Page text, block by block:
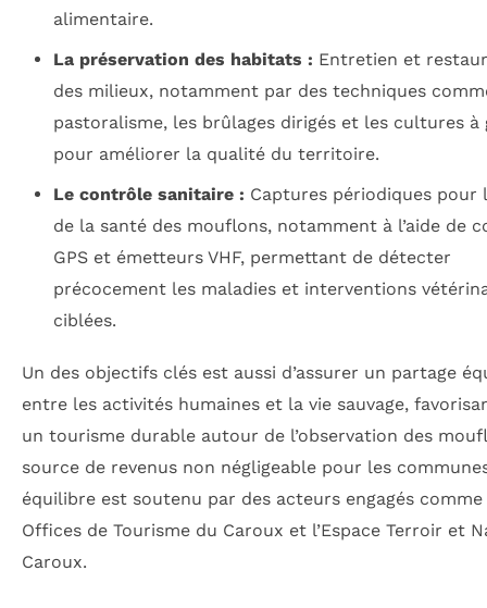
alimentaire.
La préservation des habitats : Entretien et
des milieux, notamment par des techniques
pastoralisme, les brûlages dirigés et les cultures à
pour améliorer la qualité du territoire.
Le contrôle sanitaire : Captures périodiques pour
de la santé des mouflons, notamment à l’aide de
GPS et émetteurs VHF, permettant de détecter
précocement les maladies et interventions
ciblées.
Un des objectifs clés est aussi d’assurer un partage
entre les activités humaines et la vie sauvage,
un tourisme durable autour de l’observation des
source de revenus non négligeable pour les
équilibre est soutenu par des acteurs engagés comme
Offices de Tourisme du Caroux et l’Espace Terroir et
Caroux.